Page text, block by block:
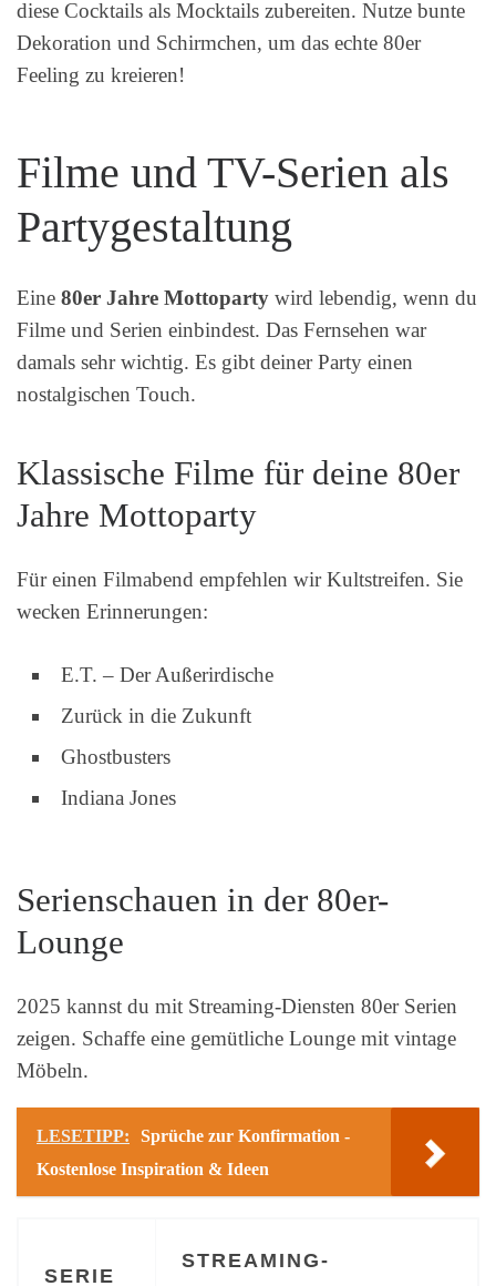
diese Cocktails als Mocktails zubereiten. Nutze bunte
Dekoration und Schirmchen, um das echte 80er
Feeling zu kreieren!
Filme und TV-Serien als
Partygestaltung
Eine 80er Jahre Mottoparty wird lebendig, wenn du
Filme und Serien einbindest. Das Fernsehen war
damals sehr wichtig. Es gibt deiner Party einen
nostalgischen Touch.
Klassische Filme für deine 80er
Jahre Mottoparty
Für einen Filmabend empfehlen wir Kultstreifen. Sie
wecken Erinnerungen:
E.T. – Der Außerirdische
Zurück in die Zukunft
Ghostbusters
Indiana Jones
Serienschauen in der 80er-
Lounge
2025 kannst du mit Streaming-Diensten 80er Serien
zeigen. Schaffe eine gemütliche Lounge mit vintage
Möbeln.
LESETIPP:
Sprüche zur Konfirmation -
Kostenlose Inspiration & Ideen
SERIE
STREAMING-